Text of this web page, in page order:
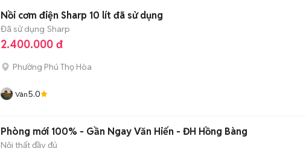
Nồi cơm điện Sharp 10 lít đã sử dụng
Đã sử dụng Sharp
2.400.000 đ
Phường Phú Thọ Hòa
Vân5.0
Phòng mới 100% - Gần Ngay Văn Hiến - ĐH Hồng Bàng
Nội thất đầy đủ